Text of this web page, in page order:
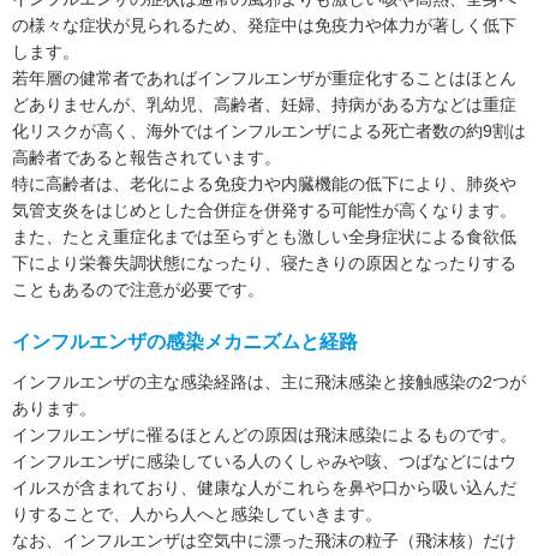
の様々な症状が見られるため、発症中は免疫力や体力が著しく低下
します。
若年層の健常者であればインフルエンザが重症化することはほとん
どありませんが、乳幼児、高齢者、妊婦、持病がある方などは重症
化リスクが高く、海外ではインフルエンザによる死亡者数の約9割は
高齢者であると報告されています。
特に高齢者は、老化による免疫力や内臓機能の低下により、肺炎や
気管支炎をはじめとした合併症を併発する可能性が高くなります。
また、たとえ重症化までは至らずとも激しい全身症状による食欲低
下により栄養失調状態になったり、寝たきりの原因となったりする
こともあるので注意が必要です。
インフルエンザの感染メカニズムと経路
インフルエンザの主な感染経路は、主に飛沫感染と接触感染の2つが
あります。
インフルエンザに罹るほとんどの原因は飛沫感染によるものです。
インフルエンザに感染している人のくしゃみや咳、つばなどにはウ
イルスが含まれており、健康な人がこれらを鼻や口から吸い込んだ
りすることで、人から人へと感染していきます。
なお、インフルエンザは空気中に漂った飛沫の粒子（飛沫核）だけ